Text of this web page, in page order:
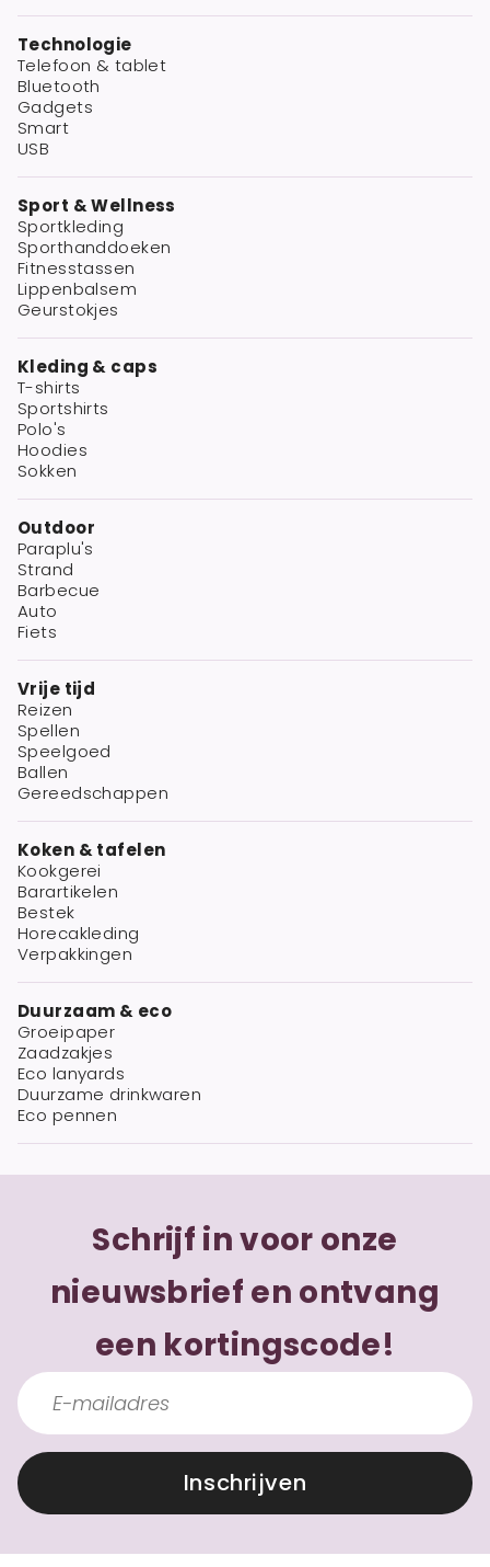
Technologie
Telefoon & tablet
Bluetooth
Gadgets
Smart
USB
Sport & Wellness
Sportkleding
Sporthanddoeken
Fitnesstassen
Lippenbalsem
Geurstokjes
Kleding & caps
T-shirts
Sportshirts
Polo's
Hoodies
Sokken
Outdoor
Paraplu's
Strand
Barbecue
Auto
Fiets
Vrije tijd
Reizen
Spellen
Speelgoed
Ballen
Gereedschappen
Koken & tafelen
Kookgerei
Barartikelen
Bestek
Horecakleding
Verpakkingen
Duurzaam & eco
Groeipaper
Zaadzakjes
Eco lanyards
Duurzame drinkwaren
Eco pennen
Schrijf in voor onze
nieuwsbrief en ontvang
een kortingscode!
Inschrijven